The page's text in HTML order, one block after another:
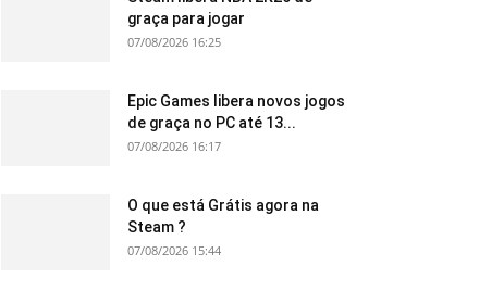
graça para jogar
07/08/2026 16:25
Epic Games libera novos jogos
de graça no PC até 13...
07/08/2026 16:17
O que está Grátis agora na
Steam ?
07/08/2026 15:44